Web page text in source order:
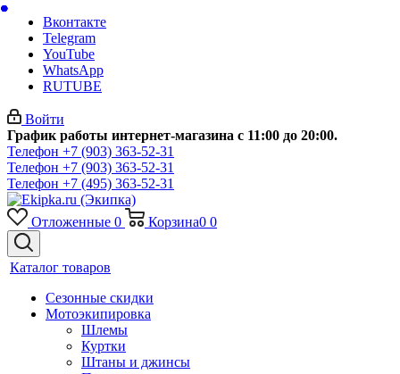
Вконтакте
Telegram
YouTube
WhatsApp
RUTUBE
Войти
График работы интернет-магазина с 11:00 до 20:00.
Телефон +7 (903) 363-52-31
Телефон +7 (903) 363-52-31
Телефон +7 (495) 363-52-31
Отложенные 0 Корзина0 0
Каталог товаров
Сезонные скидки
Мотоэкипировка
Шлемы
Куртки
Штаны и джинсы